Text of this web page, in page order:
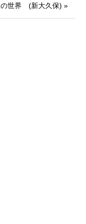
の世界 (新大久保) »